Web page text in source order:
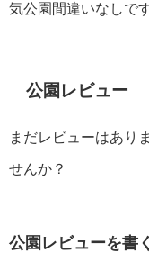
気公園間違いなしです
公園レビュー
まだレビューはあり
せんか？
公園レビューを書く